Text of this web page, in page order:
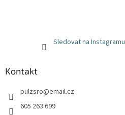
Sledovat na Instagramu
Kontakt
pulzsro@email.cz
605 263 699